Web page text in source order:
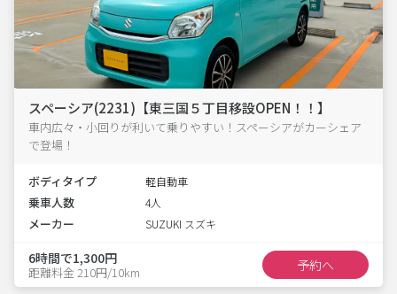
スペーシア(2231)【東三国５丁目移設OPEN！！】
車内広々・小回りが利いて乗りやすい！スペーシアがカーシェア
で登場！
ボディタイプ 軽自動車
乗車人数 4人
メーカー SUZUKI スズキ
6時間で1,300円
距離料金 210円/10km 予約へ